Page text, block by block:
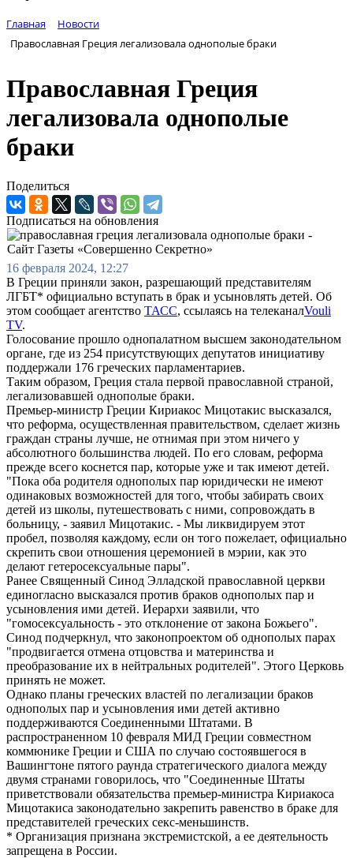
Главная
Новости
Православная Греция легализовала однополые браки
Православная Греция
легализовала однополые
браки
Поделиться
Подписаться на обновления
16 февраля 2024, 12:27
В Греции приняли закон, разрешающий представителям
ЛГБТ* официально вступать в брак и усыновлять детей. Об
этом сообщает агентство ТАСС, ссылаясь на телеканалVouli
TV.
Голосование прошло однопалатном высшем законодательном
органе, где из 254 присутствующих депутатов инициативу
поддержали 176 греческих парламентариев.
Таким образом, Греция стала первой православной страной,
легализовавшей однополые браки.
Премьер-министр Греции Кириакос Мицотакис высказался,
что реформа, осуществленная правительством, сделает жизнь
граждан страны лучше, не отнимая при этом ничего у
абсолютного большинства людей. По его словам, реформа
прежде всего коснется пар, которые уже и так имеют детей.
"Пока оба родителя однополых пар юридически не имеют
одинаковых возможностей для того, чтобы забирать своих
детей из школы, путешествовать с ними, сопровождать в
больницу, - заявил Мицотакис. - Мы ликвидируем этот
пробел, позволяя каждому, если он того пожелает, официально
скрепить свои отношения церемонией в мэрии, как это
делают гетеросексуальные пары".
Ранее Священный Синод Элладской православной церкви
единогласно высказался против браков однополых пар и
усыновления ими детей. Иерархи заявили, что
"гомосексуальность - это отклонение от закона Божьего".
Синод подчеркнул, что законопроектом об однополых парах
"продвигается отмена отцовства и материнства и
преобразование их в нейтральных родителей". Этого Церковь
принять не может.
Однако планы греческих властей по легализации браков
однополых пар и усыновления ими детей активно
поддерживаются Соединенными Штатами. В
распространенном 10 февраля МИД Греции совместном
коммюнике Греции и США по случаю состоявшегося в
Вашингтоне пятого раунда стратегического диалога между
двумя странами говорилось, что "Соединенные Штаты
приветствовали обязательства премьер-министра Кириакоса
Мицотакиса законодательно закрепить равенство в браке для
представителей греческих секс-меньшинств.
* Организация признана экстремистской, а ее деятельность
запрещена в России.